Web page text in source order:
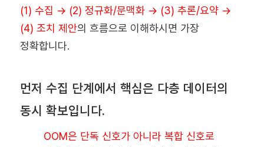
(1) 수집 → (2) 정규화/문맥화 → (3) 추론/요약 →
(4) 조치 제안의 흐름으로 이해하시면 가장
정확합니다.
먼저 수집 단계에서 핵심은 다층 데이터의
동시 확보입니다.
OOM은 단독 신호가 아니라 복합 신호로